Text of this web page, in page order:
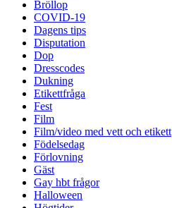
Bröllop
COVID-19
Dagens tips
Disputation
Dop
Dresscodes
Dukning
Etikettfråga
Fest
Film
Film/video med vett och etikett
Födelsedag
Förlovning
Gäst
Gay hbt frågor
Halloween